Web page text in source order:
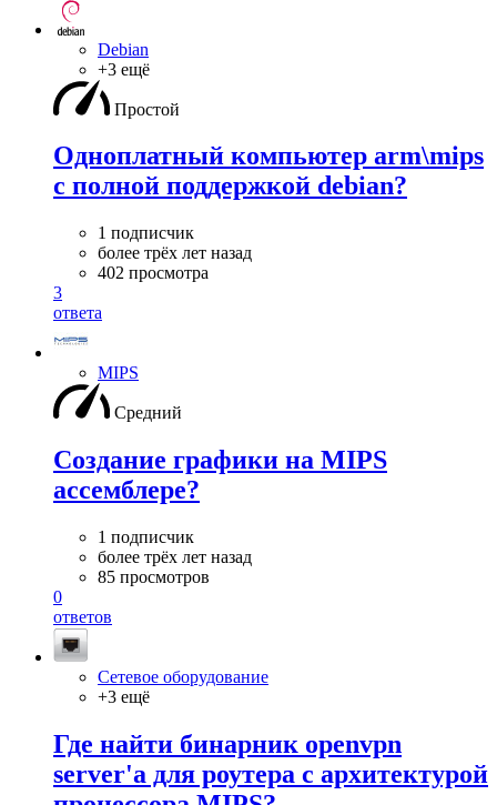
Debian
+3 ещё
Простой
Одноплатный компьютер arm\mips
с полной поддержкой debian?
1 подписчик
более трёх лет назад
402 просмотра
3
ответа
MIPS
Средний
Создание графики на MIPS
ассемблере?
1 подписчик
более трёх лет назад
85 просмотров
0
ответов
Сетевое оборудование
+3 ещё
Где найти бинарник openvpn
server'а для роутера с архитектурой